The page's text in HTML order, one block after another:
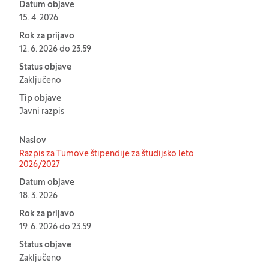
Datum objave
15. 4. 2026
Rok za prijavo
12. 6. 2026 do 23.59
Status objave
Zaključeno
Tip objave
Javni razpis
Naslov
Razpis za Tumove štipendije za študijsko leto
2026/2027
Datum objave
18. 3. 2026
Rok za prijavo
19. 6. 2026 do 23.59
Status objave
Zaključeno